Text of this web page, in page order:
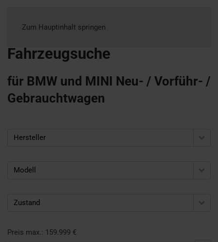
Zum Hauptinhalt springen
Fahrzeugsuche
für BMW und MINI Neu- / Vorführ- /
Gebrauchtwagen
Hersteller
Modell
Zustand
Preis max.: 159.999 €